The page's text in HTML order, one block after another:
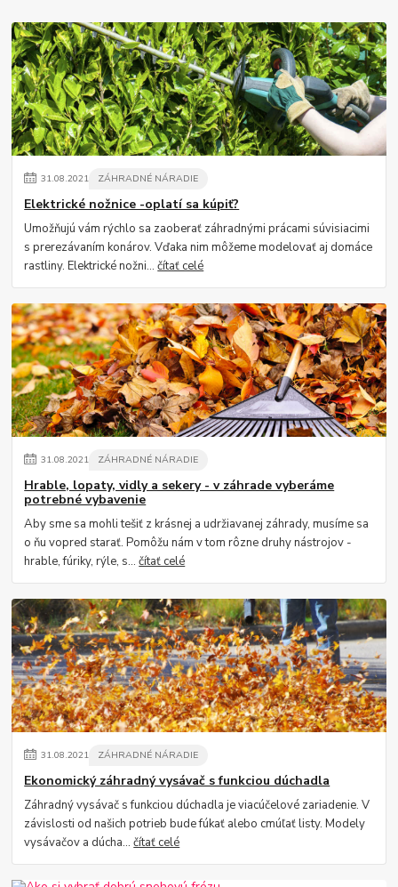
31.08.2021 ZÁHRADNÉ NÁRADIE
Elektrické nožnice -oplatí sa kúpiť?
Umožňujú vám rýchlo sa zaoberať záhradnými prácami súvisiacimi
s prerezávaním konárov. Vďaka nim môžeme modelovať aj domáce
rastliny. Elektrické nožni...čítať celé
31.08.2021 ZÁHRADNÉ NÁRADIE
Hrable, lopaty, vidly a sekery - v záhrade vyberáme
potrebné vybavenie
Aby sme sa mohli tešiť z krásnej a udržiavanej záhrady, musíme sa
o ňu vopred starať. Pomôžu nám v tom rôzne druhy nástrojov -
hrable, fúriky, rýle, s...čítať celé
31.08.2021 ZÁHRADNÉ NÁRADIE
Ekonomický záhradný vysávač s funkciou dúchadla
Záhradný vysávač s funkciou dúchadla je viacúčelové zariadenie. V
závislosti od našich potrieb bude fúkať alebo cmúľať listy. Modely
vysávačov a dúcha...čítať celé